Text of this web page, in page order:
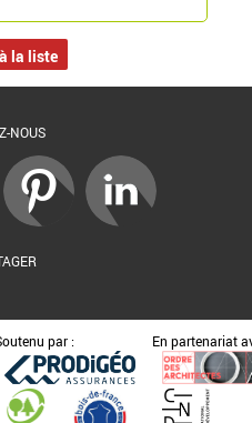
la liste
NOUS
par : En partenariat